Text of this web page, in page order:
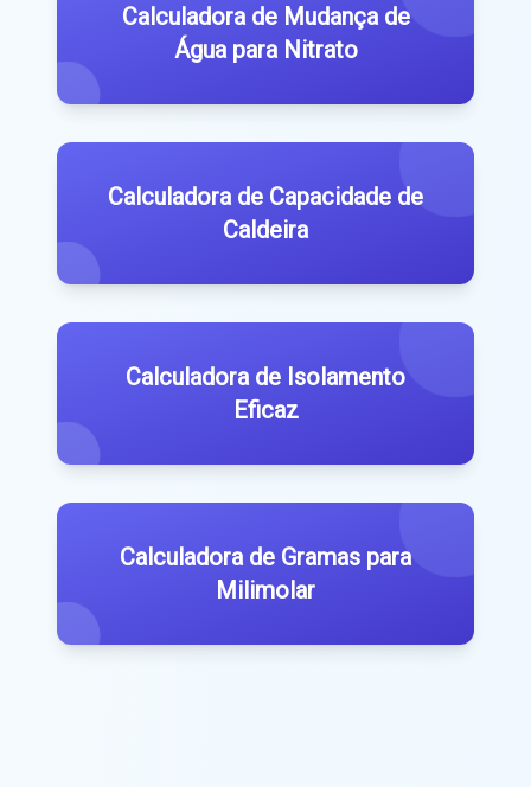
Calculadora de Mudança de
Água para Nitrato
Calculadora de Capacidade de
Caldeira
Calculadora de Isolamento
Eficaz
Calculadora de Gramas para
Milimolar